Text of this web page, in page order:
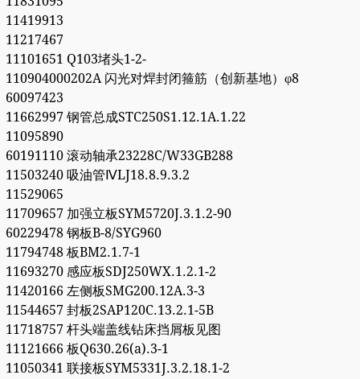
11419913
11217467
11101651 Q103堵头1-2-
110904000202A 闪光对焊封闭箍筋（创新基地）φ8
60097423
11662997 钢管总成STC250S1.12.1A.1.22
11095890
60191110 滚动轴承23228C/W33GB288
11503240 吸油管ⅣLJ18.8.9.3.2
11529065
11709657 加强立板SYM5720J.3.1.2-90
60229478 钢板B-8/SYG960
11794748 板BM2.1.7-1
11693270 感应板SDJ250WX.1.2.1-2
11420166 左侧板SMG200.12A.3-3
11544657 封板2SAP120C.13.2.1-5B
11718757 杆头端盖线钻床挡屑板见图
11121666 板Q630.26(a).3-1
11050341 联接板SYM5331J.3.2.18.1-2